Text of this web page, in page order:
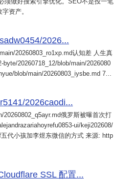
资产。
2026...
20260803_ro1xp.md认知差 人生真
20260718_12/blob/main/2026080
blob/main/20260803_iysbe.md 7...
2026caodi...
20260802_q5ayr.md俄罗斯被曝首次打
ui/keji202608/
代小孩加李煜东微信的方式 来源: http
SSL 配置...